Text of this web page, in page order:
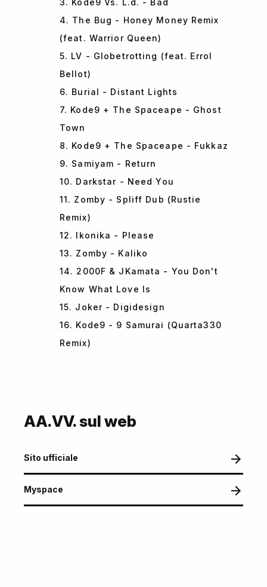
3. Kode9 Vs. L.d. - Bad
4. The Bug - Honey Money Remix
(feat. Warrior Queen)
5. LV - Globetrotting (feat. Errol
Bellot)
6. Burial - Distant Lights
7. Kode9 + The Spaceape - Ghost
Town
8. Kode9 + The Spaceape - Fukkaz
9. Samiyam - Return
10. Darkstar - Need You
11. Zomby - Spliff Dub (Rustie
Remix)
12. Ikonika - Please
13. Zomby - Kaliko
14. 2000F & JKamata - You Don't
Know What Love Is
15. Joker - Digidesign
16. Kode9 - 9 Samurai (Quarta330
Remix)
AA.VV. sul web
Sito ufficiale
Myspace